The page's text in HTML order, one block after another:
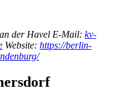
der Havel E-Mail: kv-
Website: https://berlin-